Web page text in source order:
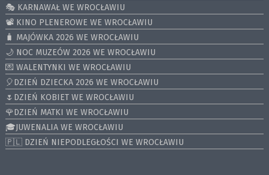
🎭 KARNAWAŁ WE WROCŁAWIU
📽️ KINO PLENEROWE WE WROCŁAWIU
🧳 MAJÓWKA 2026 WE WROCŁAWIU
🌙 NOC MUZEÓW 2026 WE WROCŁAWIU
💌 WALENTYNKI WE WROCŁAWIU
🎈DZIEŃ DZIECKA 2026 WE WROCŁAWIU
🌷DZIEŃ KOBIET WE WROCŁAWIU
🌹DZIEŃ MATKI WE WROCŁAWIU
🎓JUWENALIA WE WROCŁAWIU
🇵🇱 DZIEŃ NIEPODLEGŁOŚCI WE WROCŁAWIU